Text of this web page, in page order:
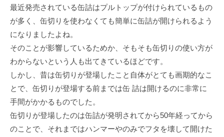
最近発売されている缶詰はプルトップが付けられているもの
が多く、缶切りを使わなくても簡単に缶詰が開けられるよう
になりましたよね。
そのことが影響しているためか、そもそも缶切りの使い方が
わからないという人も出てきているほどです。
しかし、昔は缶切りが登場したこと自体がとても画期的なこ
とで、缶切りが登場する前までは缶 詰は開けるのに非常に
手間がかかるものでした。
缶切りが登場したのは缶詰が発明されてから50年経ってから
のことで、それまではハンマーやのみでフタを壊して開けた